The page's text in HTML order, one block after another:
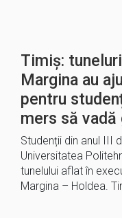
Timiș:
Margina au
pentru
mers să vadă
Studenții din anul III
Universitatea
tunelului aflat în
Margina – Holdea.